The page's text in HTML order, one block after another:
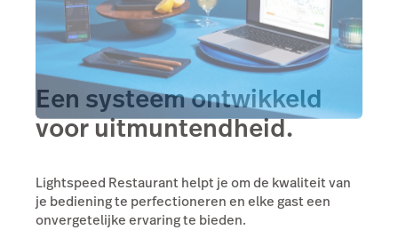
Een systeem ontwikkeld
voor uitmuntendheid.
Lightspeed Restaurant helpt je om de kwaliteit van
je bediening te perfectioneren en elke gast een
onvergetelijke ervaring te bieden.